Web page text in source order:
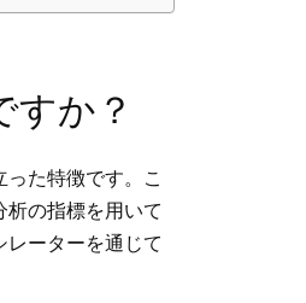
すか？
た特徴です。こ
の指標を用いて
ーターを通じて